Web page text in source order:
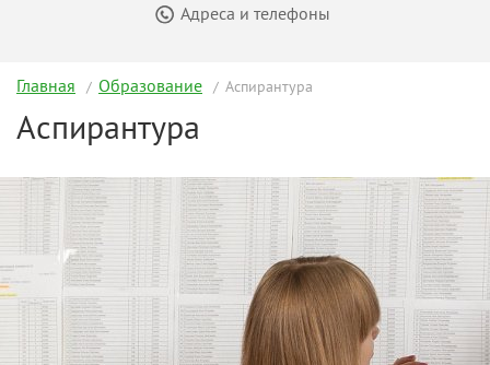
Адреса и телефоны
Главная Образование Аспирантура
Аспирантура